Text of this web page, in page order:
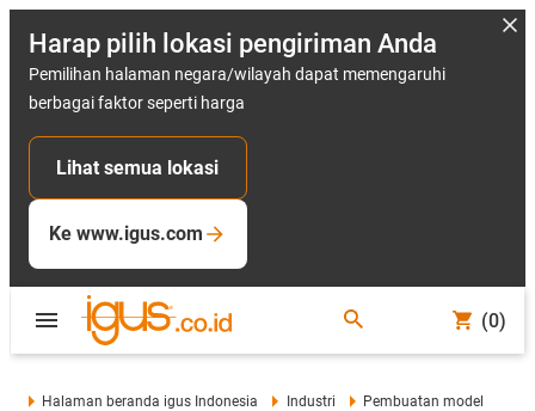
Harap pilih lokasi pengiriman Anda
Pemilihan halaman negara/wilayah dapat memengaruhi
berbagai faktor seperti harga
Lihat semua lokasi
Ke www.igus.com
(0)
Halaman beranda igus Indonesia Industri Pembuatan model